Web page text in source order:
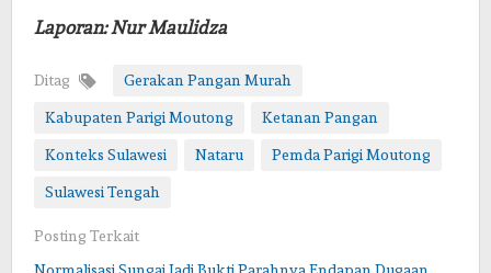
Laporan: Nur Maulidza
Ditag Gerakan Pangan Murah
Kabupaten Parigi Moutong Ketanan Pangan
Konteks Sulawesi Nataru Pemda Parigi Moutong
Sulawesi Tengah
Posting Terkait